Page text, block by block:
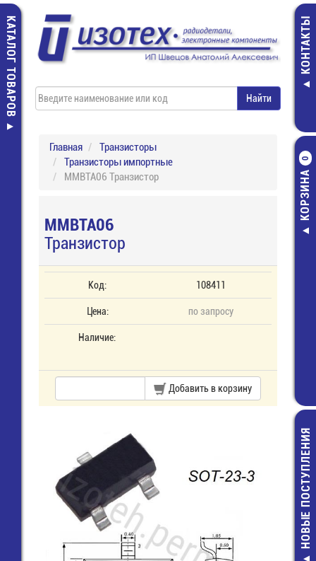
КАТАЛОГ ТОВАРОВ КОНТАКТЫ
КОРЗИНА
0
S1014 имп.аналог
ВПБ6_3,0А
SMBJ10CA
НОВЫЕ ПОСТУПЛЕНИЯ
Главная
Транзисторы
Транзисторы импортные
MMBTA06 Транзистор
MMBTA06
Транзистор
Код: 108411
Цена: по запросу
Наличие:
Добавить в корзину